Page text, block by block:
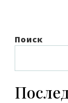
Поиск